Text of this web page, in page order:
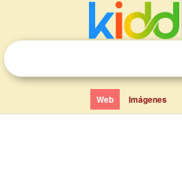
Web Imágenes